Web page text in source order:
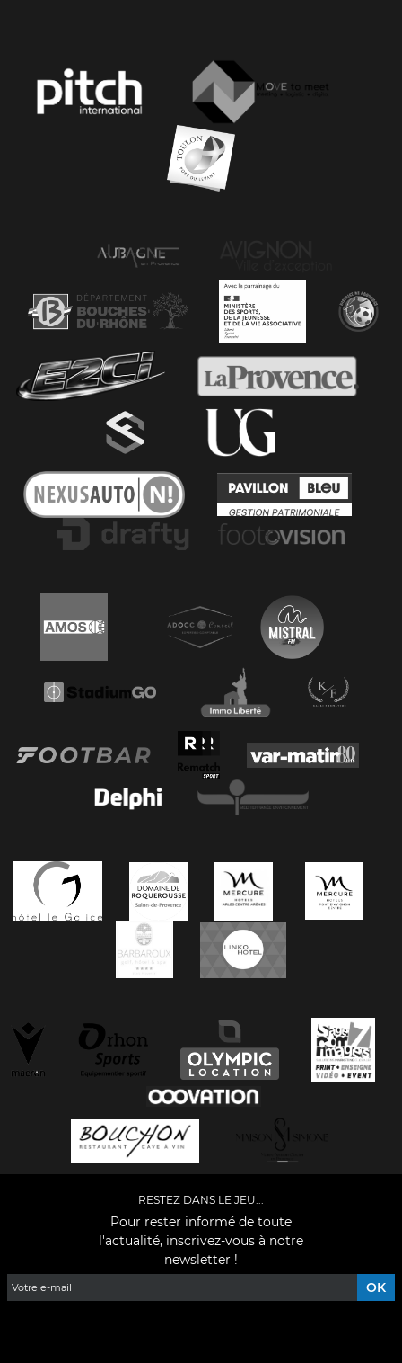
RESTEZ DANS LE JEU...
Pour rester informé de toute
l'actualité, inscrivez-vous à notre
newsletter !